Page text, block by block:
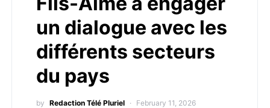
un dialogue avec les
différents secteurs
du pays
by Redaction Télé Pluriel February 11, 2026